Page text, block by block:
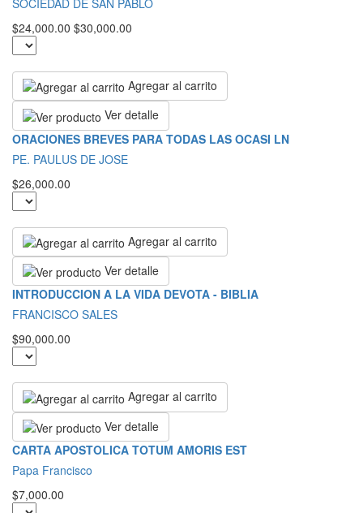
SOCIEDAD DE SAN PABLO
$24,000.00 $30,000.00
Agregar al carrito
Ver detalle
ORACIONES BREVES PARA TODAS LAS OCASI LN
PE. PAULUS DE JOSE
$26,000.00
Agregar al carrito
Ver detalle
INTRODUCCION A LA VIDA DEVOTA - BIBLIA
FRANCISCO SALES
$90,000.00
Agregar al carrito
Ver detalle
CARTA APOSTOLICA TOTUM AMORIS EST
Papa Francisco
$7,000.00